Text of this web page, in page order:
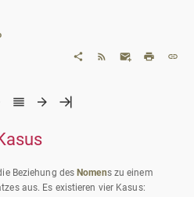
Beziehung des Nomens zu einem
aus. Es existieren vier Kasus: